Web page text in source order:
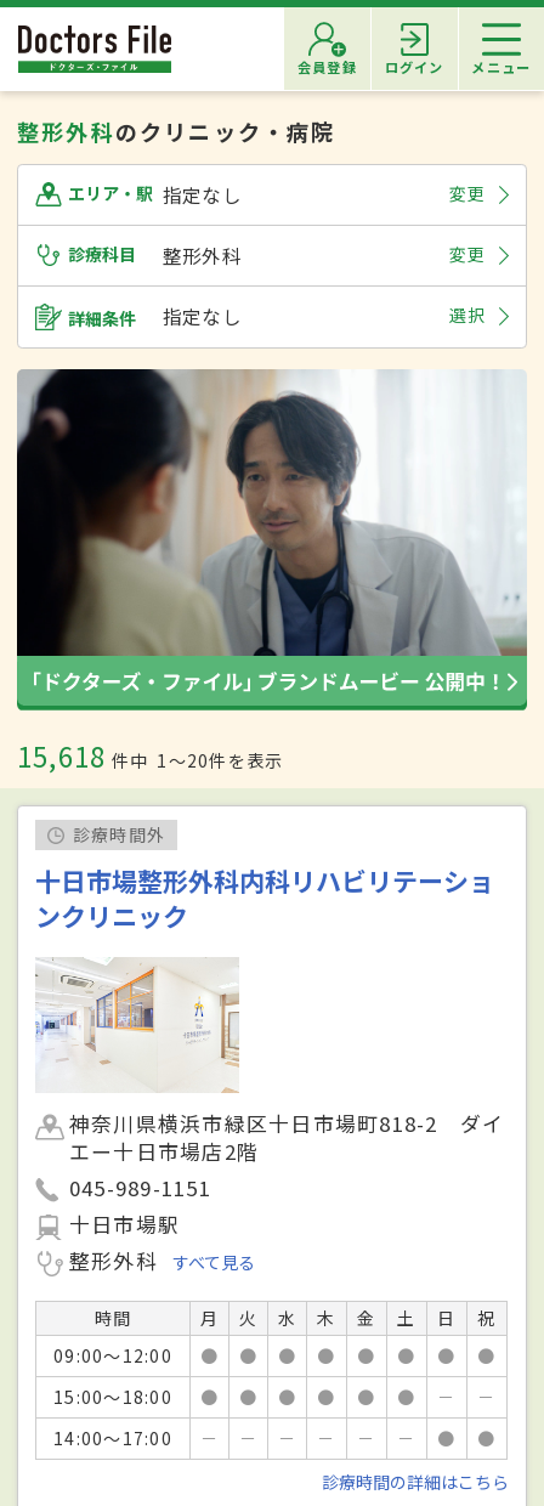
会員登録 ログイン メニュー
整形外科のクリニック・病院
エリア・駅 指定なし 変更
診療科目 整形外科 変更
詳細条件 指定なし 選択
15,618 件中 1〜20件を表示
診療時間外
十日市場整形外科内科リハビリテーショ
ンクリニック
神奈川県横浜市緑区十日市場町818-2 ダイ
エー十日市場店2階
045-989-1151
十日市場駅
整形外科
すべて見る
時間 月 火 水 木 金 土 日
祝
09:00～12:00
● ● ● ● ● ● ●
●
15:00～18:00
● ● ● ● ● ● －
－
14:00～17:00
－ － － － － － ●
●
診療時間の詳細はこちら